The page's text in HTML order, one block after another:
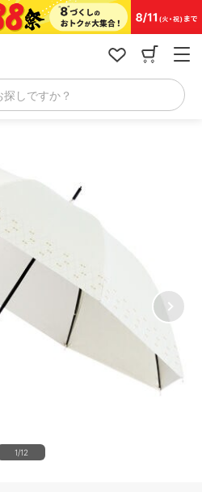
探しですか？
1/12